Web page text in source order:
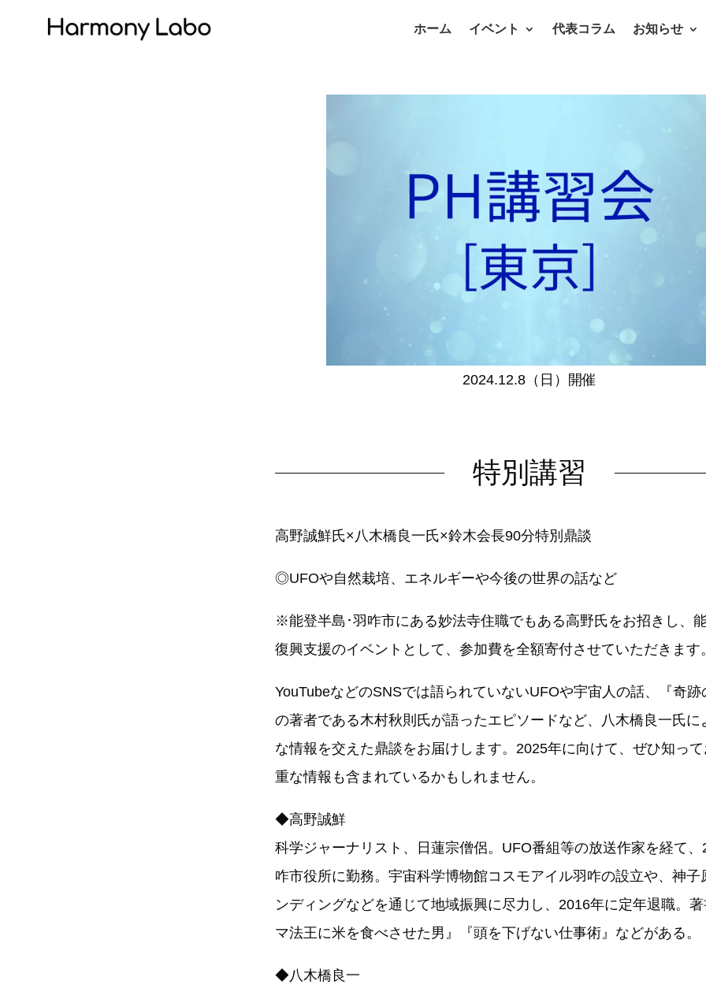
ホーム イベント 代表コラム お知らせ
2024.12.8（日）開催
特別講習
高野誠鮮氏×八木橋良一氏×鈴木会長90分特別鼎談
◎UFOや自然栽培、エネルギーや今後の世界の話など
※能登半島･羽咋市にある妙法寺住職でもある高野氏をお招きし、
復興支援のイベントとして、参加費を全額寄付させていただきます
YouTubeなどのSNSでは語られていないUFOや宇宙人の話、『奇
の著者である木村秋則氏が語ったエピソードなど、八木橋良一氏に
な情報を交えた鼎談をお届けします。2025年に向けて、ぜひ知っ
重な情報も含まれているかもしれません。
◆高野誠鮮
科学ジャーナリスト、日蓮宗僧侶。UFO番組等の放送作家を経て
咋市役所に勤務。宇宙科学博物館コスモアイル羽咋の設立や、神子
ンディングなどを通じて地域振興に尽力し、2016年に定年退職。
マ法王に米を食べさせた男』『頭を下げない仕事術』などがある。
◆八木橋良一